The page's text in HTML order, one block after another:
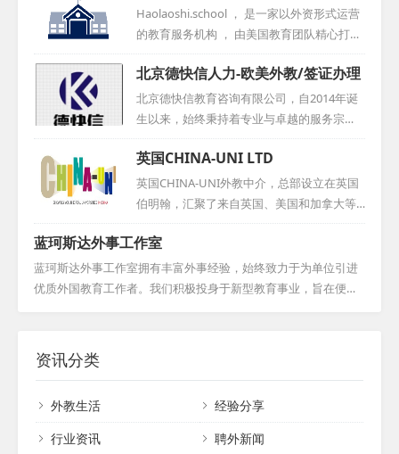
包括新东方、华尔街、流利英语、芝麻街英
语等，并与他们签订了长期服务协议。我们
始终坚守诚信为本，坚持提供个性化服务，
全心全意为客户着想。期待与您的合作，共
创美好未来。...
保每一位外教都具备优秀的专业素养和教学能力。同时，我们也
注重外教的文化适应能力和沟通能力，以确保他们能够更好地融
入中国的教学环境，为学生提供更加优质的教学服务。...
Haolaoshi.school ， 是一家以外资形式运营
的教育服务机构 ， 由美国教育团队精心打造
， 总部位于香港 。 其主要业务聚焦于协助中
国学校招聘外籍教师 ， 以充分满足教学需求
。 此外 ， 为更好地服务外籍教师 ， 公司在
重庆设立了分支机构 ， 提供全方位的支持 。
线上平台Haolaoshi . school的推出 ， 旨在为
求职者呈现众多权威工作机会的同时 ， 还提
供TEFL证书培训服务 。 该公司运营模式类似
猎头公司 ， 旨在确保外教符合学校各项要求
西...
北京德快信人力-欧美外教/签证办理
北京德快信教育咨询有限公司，自2014年诞
生以来，始终秉持着专业与卓越的服务宗
旨。公司前身是北京博然智学教育科技有限
公司，经过岁月的洗礼与业务的不断拓展，
最终蜕变成为如今的名字——北京德快信教
育咨询有限公司。这家公司致力于成为一家
引领行业的优质聘外方案服务商，以深厚的
行业经验和专业的服务团队，为广大客户提
供高效、精准的聘外解决方案。无论是企业
的海外招聘需求，还是个人的国际职业发展
英国CHINA-UNI LTD
英国CHINA-UNI外教中介，总部设立在英国
伯明翰，汇聚了来自英国、美国和加拿大等
母语国家的优秀教育人才。我们采取海外直
聘模式，引进的外教虽然在国内教学经验有
限，但他们更易适应新环境，便于管理，从
而有效避免了因经验过于丰富而难以适应新
业、可靠的外教服务伙伴。...
蓝珂斯达外事工作室
蓝珂斯达外事工作室拥有丰富外事经验，始终致力于为单位引进
优质外国教育工作者。我们积极投身于新型教育事业，旨在便利
资讯分类
外教生活
经验分享
行业资讯
聘外新闻